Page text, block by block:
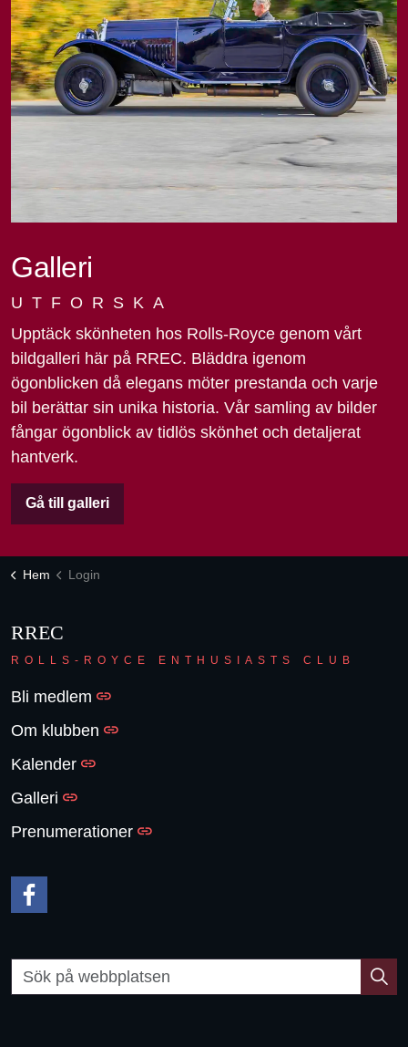
Galleri
UTFORSKA
Upptäck skönheten hos Rolls-Royce genom vårt
bildgalleri här på RREC. Bläddra igenom
ögonblicken då elegans möter prestanda och varje
bil berättar sin unika historia. Vår samling av bilder
fångar ögonblick av tidlös skönhet och detaljerat
hantverk.
Gå till galleri
Hem Login
RREC
ROLLS-ROYCE ENTHUSIASTS CLUB
Bli medlem
Om klubben
Kalender
Galleri
Prenumerationer